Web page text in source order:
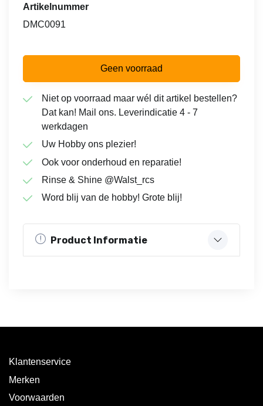
Artikelnummer
DMC0091
Geen voorraad
Niet op voorraad maar wél dit artikel bestellen?
Dat kan! Mail ons. Leverindicatie 4 - 7
werkdagen
Uw Hobby ons plezier!
Ook voor onderhoud en reparatie!
Rinse & Shine @Walst_rcs
Word blij van de hobby! Grote blij!
Product Informatie
Klantenservice
Merken
Voorwaarden